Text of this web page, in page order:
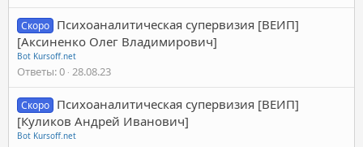
Скоро Психоаналитическая супервизия [ВЕИП]
[Аксиненко Олег Владимирович]
Bot Kursoff.net
Ответы 0 28.08.23
Скоро Психоаналитическая супервизия [ВЕИП]
[Куликов Андрей Иванович]
Bot Kursoff.net